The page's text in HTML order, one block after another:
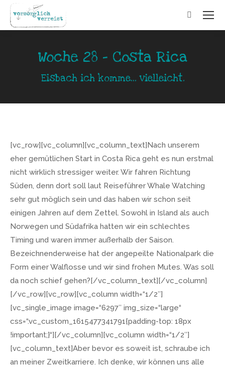
Search:
Woche 28 - Costa Rica
Eisbach ich komme... vielleicht.
[vc_row][vc_column][vc_column_text]Nach unserem
eher gemütlichen Start in Costa Rica geht es nun erstmal
nicht wirklich stressiger weiter. Wir fahren Richtung
Süden, denn dort soll laut Reiseführer Whale Watching
sehr gut möglich sein und das haben wir schon seit
einigen Jahren auf dem Zettel. Sowohl in Island als auch
Norwegen und Südafrika hatten wir ein schlechtes
Timing und waren immer außerhalb der Saison.
Bezeichnenderweise hat der angepeilte Nationalpark die
Form einer Walflosse und wir sind frohen Mutes. Was soll
da noch schief gehen?[/vc_column_text][/vc_column]
[/vc_row][vc_row][vc_column width=“1/2″]
[vc_single_image image=“6297″ img_size=“large“
css=“.vc_custom_1615477341791{padding-top: 18px
!important;}“][/vc_column][vc_column width=“1/2″]
[vc_column_text]Aber bevor es soweit ist, schraube ich
an meiner Zweitkarriere. Ich denke, wir können uns alle